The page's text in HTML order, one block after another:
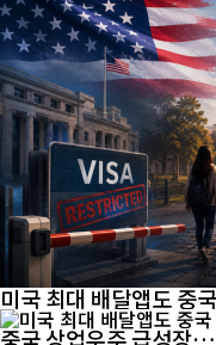
미국 최대 배달앱도 중